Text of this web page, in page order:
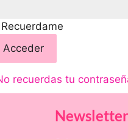
recuerdas tu
Newsletter